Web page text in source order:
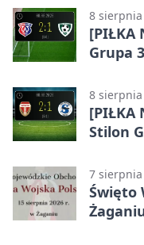
8
[PIŁKA
Grupa
8
[PIŁKA
Stilon
stracili
czasie
7
Święto